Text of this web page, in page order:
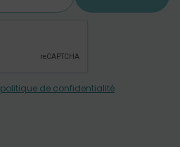
politique de confidentialité